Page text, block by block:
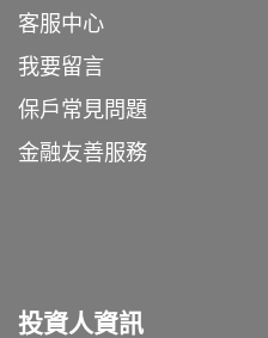
客服中心
我要留言
保戶常見問題
金融友善服務
投資人資訊